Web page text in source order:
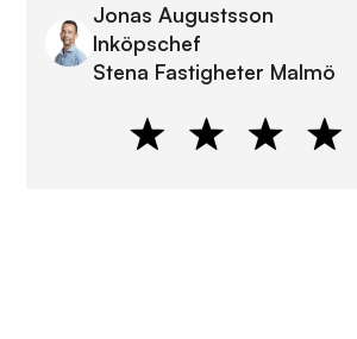
Jonas Augustsson
Inköpschef
Stena Fastigheter Malmö